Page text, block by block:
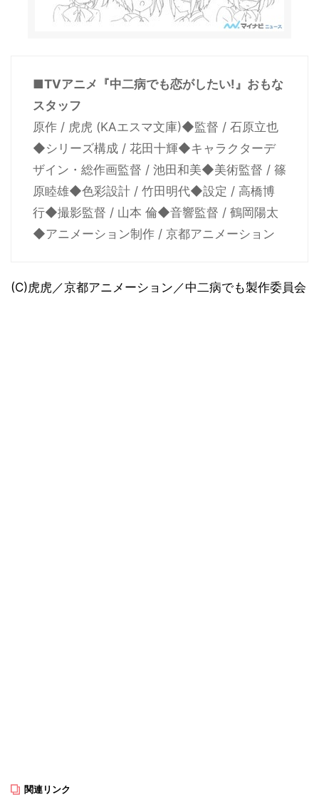
■TVアニメ『中二病でも恋がしたい!』おもな
スタッフ
原作 / 虎虎 (KAエスマ文庫)◆監督 / 石原立也
◆シリーズ構成 / 花田十輝◆キャラクターデ
ザイン・総作画監督 / 池田和美◆美術監督 / 篠
原睦雄◆色彩設計 / 竹田明代◆設定 / 高橋博
行◆撮影監督 / 山本 倫◆音響監督 / 鶴岡陽太
◆アニメーション制作 / 京都アニメーション
(C)虎虎／京都アニメーション／中二病でも製作委員会
関連リンク